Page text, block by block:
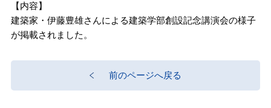
【内容】
建築家・伊藤豊雄さんによる建築学部創設記念講演会の様子
が掲載されました。
前のページへ戻る